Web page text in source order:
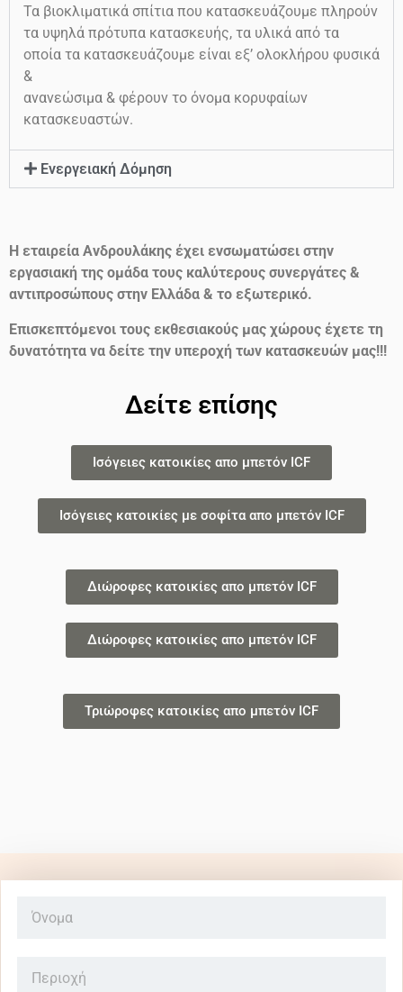
Τα βιοκλιματικά σπίτια που κατασκευάζουμε πληρούν
τα υψηλά πρότυπα κατασκευής, τα υλικά από τα
οποία τα κατασκευάζουμε είναι εξ’ ολοκλήρου φυσικά
&
ανανεώσιμα & φέρουν το όνομα κορυφαίων
κατασκευαστών.
Ενεργειακή Δόμηση
Η εταιρεία Ανδρουλάκης έχει ενσωματώσει στην
εργασιακή της ομάδα τους καλύτερους συνεργάτες &
αντιπροσώπους στην Ελλάδα & το εξωτερικό.
Επισκεπτόμενοι τους εκθεσιακούς μας χώρους έχετε τη
δυνατότητα να δείτε την υπεροχή των κατασκευών μας!!!
Δείτε επίσης
Ισόγειες κατοικίες απο μπετόν ICF
Ισόγειες κατοικίες με σοφίτα απο μπετόν ICF
Διώροφες κατοικίες απο μπετόν ICF
Διώροφες κατοικίες απο μπετόν ICF
Τριώροφες κατοικίες απο μπετόν ICF